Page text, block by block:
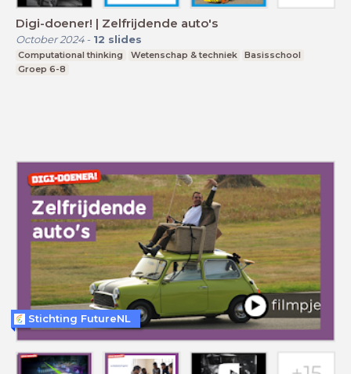
Digi-doener! | Zelfrijdende auto's
October 2024- 12 slides
Computational thinking Wetenschap & techniek
Basisschool
Groep 6-8
Stichting FutureNL